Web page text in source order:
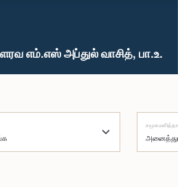
எம்.எஸ் அப்துல் வாசித், பா.உ.